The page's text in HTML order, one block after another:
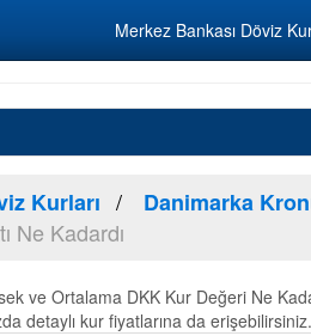
Merkez Bankası Döviz
Kurları
Danimarka
Ne Kadardı
ve Ortalama DKK Kur Değeri Ne
detaylı kur fiyatlarına da erişebilirsiniz.